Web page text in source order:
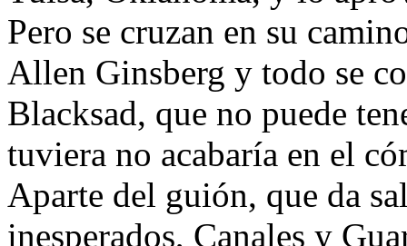
Pero se cruzan en su
Allen Ginsberg y todo se
Blacksad, que no puede
tuviera no acabaría en el
Aparte del guión, que da
inesperados, Canales y